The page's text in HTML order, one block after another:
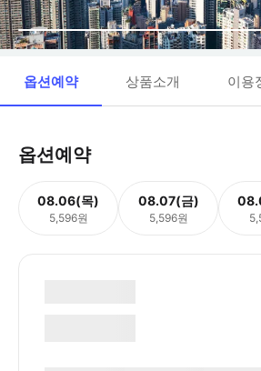
옵션예약 상품소개 이용
옵션예약
08.06(목)
5,596원
08.07(금)
5,596원